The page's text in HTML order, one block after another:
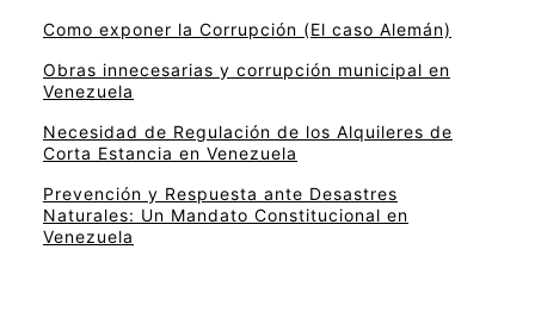
Como exponer la Corrupción (El caso Alemán)
Obras innecesarias y corrupción municipal en
Venezuela
Necesidad de Regulación de los Alquileres de
Corta Estancia en Venezuela
Prevención y Respuesta ante Desastres
Naturales: Un Mandato Constitucional en
Venezuela